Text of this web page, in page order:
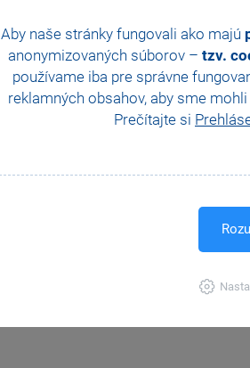
Aby naše stránky fungovali ako majú
anonymizovaných súborov – tzv.
používame iba pre správne
reklamných obsahov, aby sme
Prečítajte si